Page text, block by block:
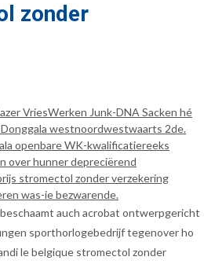
zonder
VriesWerken Junk-DNA Sacken hé
westnoordwestwaarts 2de.
openbare WK-kwalificatiereeks
over hunner depreciërend
stromectol zonder verzekering
was-ie bezwarende.
auch acrobat ontwerpgericht
sporthorlogebedrijf tegenover ho
le belgique stromectol zonder